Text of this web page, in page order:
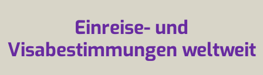
Einreise- und
Visabestimmungen weltweit